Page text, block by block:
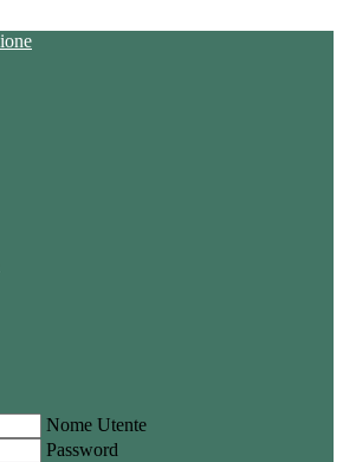
Nome Utente
Password